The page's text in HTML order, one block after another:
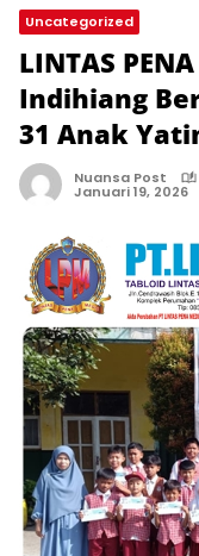
Uncategorized
LINTAS
Indihiang
31 Anak
Nuansa Post
Januari 19, 2026